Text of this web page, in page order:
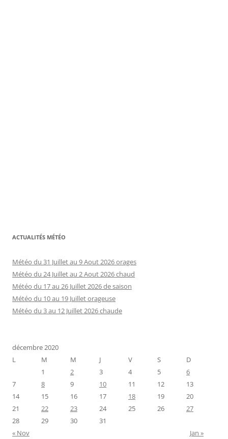
ACTUALITÉS MÉTÉO
Météo du 31 Juillet au 9 Aout 2026 orages
Météo du 24 Juillet au 2 Aout 2026 chaud
Météo du 17 au 26 Juillet 2026 de saison
Météo du 10 au 19 Juillet orageuse
Météo du 3 au 12 Juillet 2026 chaude
décembre 2020
L
M M J V S
D
1
2 3 4 5
6
7
8 9 10 11 12
13
14
15 16 17 18 19
20
21
22 23 24 25 26
27
28
29 30
31
« Nov
Jan »